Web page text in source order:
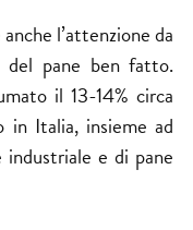
l’attenzione da
pane ben fatto.
il 13-14% circa
in Italia, insieme ad
e di pane